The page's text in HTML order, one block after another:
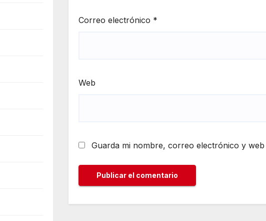
Correo electrónico *
Web
Guarda mi nombre, correo electrónico y